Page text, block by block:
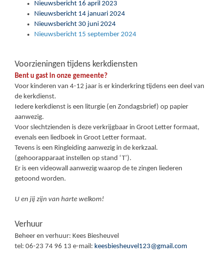
Nieuwsbericht 16 april 2023
Nieuwsbericht 14 januari 2024
Nieuwsbericht 30 juni 2024
Nieuwsbericht 15 september 2024
Voorzieningen tijdens kerkdiensten
Bent u gast in onze gemeente?
Voor kinderen van 4-12 jaar is er kinderkring tijdens een deel van
de kerkdienst.
Iedere kerkdienst is een liturgie (en Zondagsbrief) op papier
aanwezig.
Voor slechtzienden is deze verkrijgbaar in Groot Letter formaat,
evenals een liedboek in Groot Letter formaat.
Tevens is een Ringleiding aanwezig in de kerkzaal.
(gehoorapparaat instellen op stand ‘T’).
Er is een videowall aanwezig waarop de te zingen liederen
getoond worden.
U en jij zijn van harte welkom!
Verhuur
Beheer en verhuur: Kees Biesheuvel
tel: 06-23 74 96 13 e-mail: keesbiesheuvel123@gmail.com